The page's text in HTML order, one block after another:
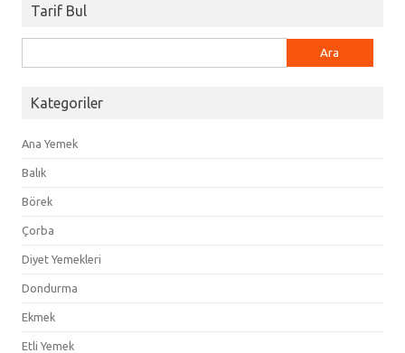
Tarif Bul
Kategoriler
Ana Yemek
Balık
Börek
Çorba
Diyet Yemekleri
Dondurma
Ekmek
Etli Yemek